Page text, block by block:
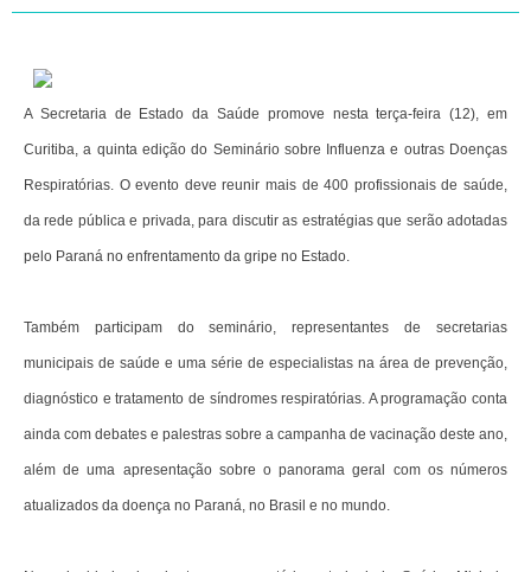
A Secretaria de Estado da Saúde promove nesta terça-feira (12), em
Curitiba, a quinta edição do Seminário sobre Influenza e outras Doenças
Respiratórias. O evento deve reunir mais de 400 profissionais de saúde,
da rede pública e privada, para discutir as estratégias que serão adotadas
pelo Paraná no enfrentamento da gripe no Estado.
Também participam do seminário, representantes de secretarias
municipais de saúde e uma série de especialistas na área de prevenção,
diagnóstico e tratamento de síndromes respiratórias. A programação conta
ainda com debates e palestras sobre a campanha de vacinação deste ano,
além de uma apresentação sobre o panorama geral com os números
atualizados da doença no Paraná, no Brasil e no mundo.